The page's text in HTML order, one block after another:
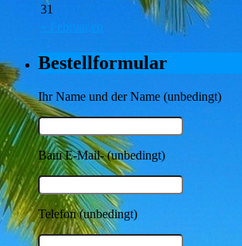
« Februar,en
31
Bestellformular
Ihr Name und der Name (unbedingt)
Ваш E-Mail- (unbedingt)
Telefon (unbedingt)